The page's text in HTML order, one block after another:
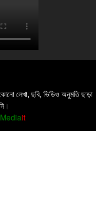
লেখা, ছবি, ভিডিও অনুমতি ছাড়া
Mediait